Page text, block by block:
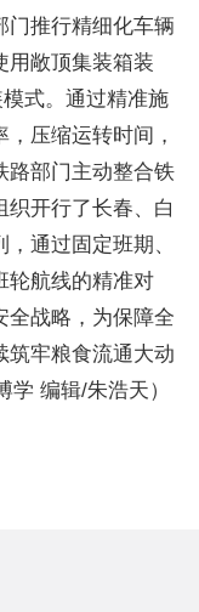
门推行精细化车辆
用敞顶集装箱装
式。通过精准施
压缩运转时间，
路部门主动整合铁
织开行了长春、白
通过固定班期、
轮航线的精准对
全战略，为保障全
筑牢粮食流通大动
编辑/朱浩天）